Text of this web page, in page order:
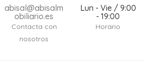
abisal@abisalm
obiliario.es
Contacta con
nosotros
Lun - Vie / 9:00
- 19:00
Horario